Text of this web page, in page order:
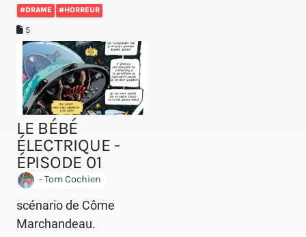
#DRAME #HORREUR
5
LE BÉBÉ
ÉLECTRIQUE -
ÉPISODE 01
- Tom Cochien
scénario de Côme
Marchandeau.